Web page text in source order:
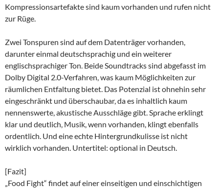
Kompressionsartefakte sind kaum vorhanden und rufen nicht
zur Rüge.
Zwei Tonspuren sind auf dem Datenträger vorhanden,
darunter einmal deutschsprachig und ein weiterer
englischsprachiger Ton. Beide Soundtracks sind abgefasst im
Dolby Digital 2.0-Verfahren, was kaum Möglichkeiten zur
räumlichen Entfaltung bietet. Das Potenzial ist ohnehin sehr
eingeschränkt und überschaubar, da es inhaltlich kaum
nennenswerte, akustische Ausschläge gibt. Sprache erklingt
klar und deutlich, Musik, wenn vorhanden, klingt ebenfalls
ordentlich. Und eine echte Hintergrundkulisse ist nicht
wirklich vorhanden. Untertitel: optional in Deutsch.
[Fazit]
„Food Fight“ findet auf einer einseitigen und einschichtigen